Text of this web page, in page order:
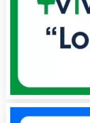
Balnearios
Banquetes